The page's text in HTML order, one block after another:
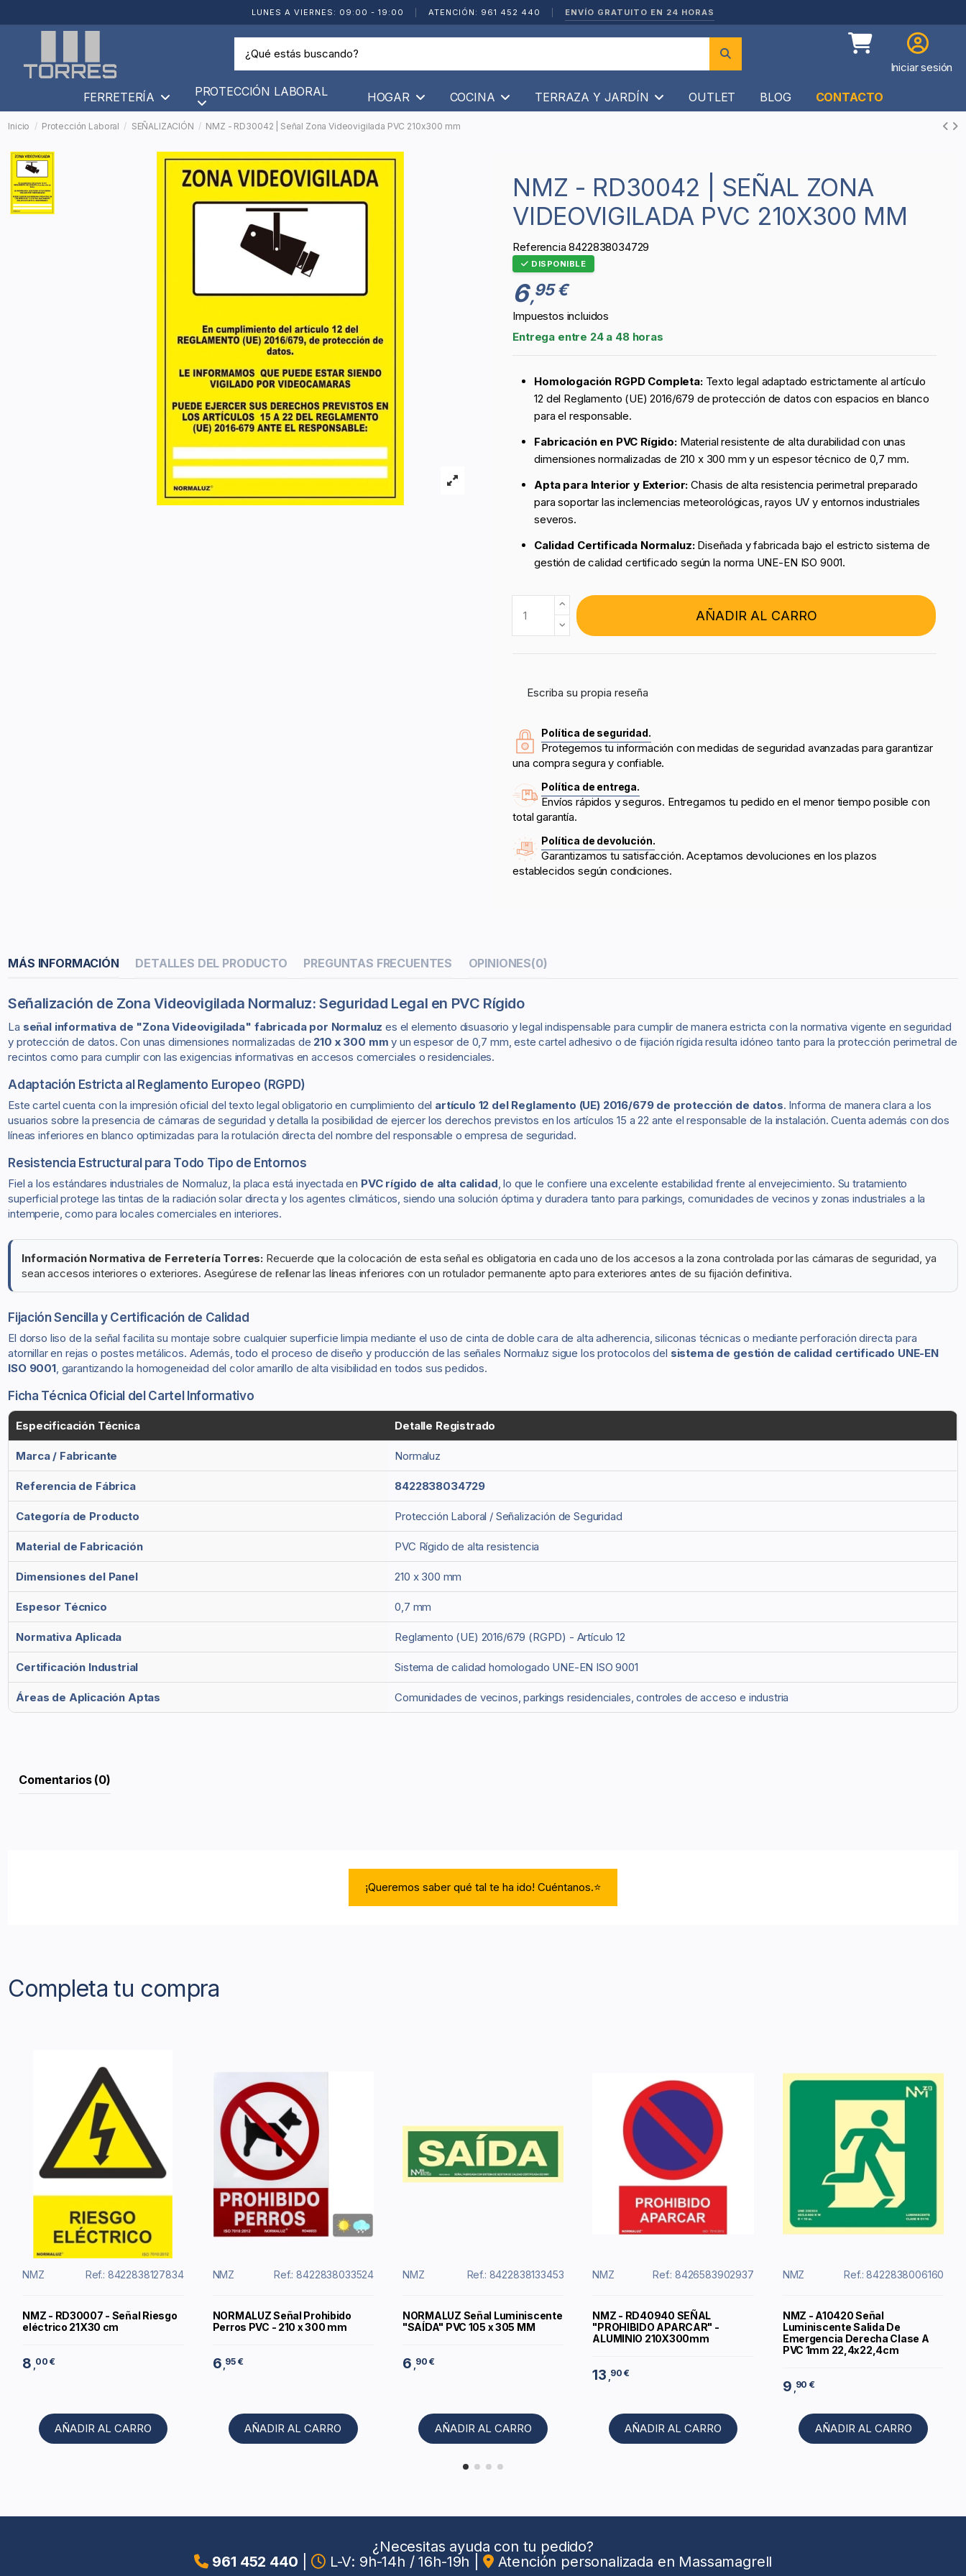
LUNES A VIERNES: 09:00 - 19:00 ATENCIÓN: 961 452 440 ENVÍO GRATUITO EN 24 HORAS
Iniciar sesión
FERRETERÍA PROTECCIÓN LABORAL HOGAR COCINA TERRAZA Y JARDÍN OUTLET BLOG CONTACTO
Inicio Protección Laboral SEÑALIZACIÓN NMZ - RD30042 | Señal Zona Videovigilada PVC 210x300 mm
NMZ - RD30042 | SEÑAL ZONA
VIDEOVIGILADA PVC 210X300 MM
Referencia 8422838034729
DISPONIBLE
6,95 €
Impuestos incluidos
Entrega entre 24 a 48 horas
Homologación RGPD Completa:Texto legal adaptado estrictamente al artículo
12 del Reglamento (UE) 2016/679 de protección de datos con espacios en blanco
para el responsable.
Fabricación en PVC Rígido:Material resistente de alta durabilidad con unas
dimensiones normalizadas de 210 x 300 mm y un espesor técnico de 0,7 mm.
Apta para Interior y Exterior: Chasis de alta resistencia perimetral preparado
para soportar las inclemencias meteorológicas, rayos UV y entornos industriales
severos.
Calidad Certificada Normaluz:Diseñada y fabricada bajo el estricto sistema de
gestión de calidad certificado según la norma UNE-EN ISO 9001.
AÑADIR AL CARRO
Escriba su propia reseña
Política de seguridad.
Protegemos tu información con medidas de seguridad avanzadas para garantizar
una compra segura y confiable.
Política de entrega.
Envíos rápidos y seguros. Entregamos tu pedido en el menor tiempo posible con
total garantía.
Política de devolución.
Garantizamos tu satisfacción. Aceptamos devoluciones en los plazos
establecidos según condiciones.
MÁS INFORMACIÓN DETALLES DEL PRODUCTO PREGUNTAS FRECUENTES OPINIONES(0)
Señalización de Zona Videovigilada Normaluz: Seguridad Legal en PVC Rígido
La señal informativa de "Zona Videovigilada" fabricada por Normaluz es el elemento disuasorio y legal indispensable para cumplir de manera estricta con la normativa vigente en seguridad
y protección de datos. Con unas dimensiones normalizadas de 210 x 300 mm y un espesor de 0,7 mm, este cartel adhesivo o de fijación rígida resulta idóneo tanto para la protección perimetral de
recintos como para cumplir con las exigencias informativas en accesos comerciales o residenciales.
Adaptación Estricta al Reglamento Europeo (RGPD)
Este cartel cuenta con la impresión oficial del texto legal obligatorio en cumplimiento del artículo 12 del Reglamento (UE) 2016/679 de protección de datos. Informa de manera clara a los
usuarios sobre la presencia de cámaras de seguridad y detalla la posibilidad de ejercer los derechos previstos en los artículos 15 a 22 ante el responsable de la instalación. Cuenta además con dos
líneas inferiores en blanco optimizadas para la rotulación directa del nombre del responsable o empresa de seguridad.
Resistencia Estructural para Todo Tipo de Entornos
Fiel a los estándares industriales de Normaluz, la placa está inyectada en PVC rígido de alta calidad, lo que le confiere una excelente estabilidad frente al envejecimiento. Su tratamiento
superficial protege las tintas de la radiación solar directa y los agentes climáticos, siendo una solución óptima y duradera tanto para parkings, comunidades de vecinos y zonas industriales a la
intemperie, como para locales comerciales en interiores.
Información Normativa de Ferretería Torres: Recuerde que la colocación de esta señal es obligatoria en cada uno de los accesos a la zona controlada por las cámaras de seguridad, ya
sean accesos interiores o exteriores. Asegúrese de rellenar las líneas inferiores con un rotulador permanente apto para exteriores antes de su fijación definitiva.
Fijación Sencilla y Certificación de Calidad
El dorso liso de la señal facilita su montaje sobre cualquier superficie limpia mediante el uso de cinta de doble cara de alta adherencia, siliconas técnicas o mediante perforación directa para
atornillar en rejas o postes metálicos. Además, todo el proceso de diseño y producción de las señales Normaluz sigue los protocolos del sistema de gestión de calidad certificado UNE-EN
ISO 9001, garantizando la homogeneidad del color amarillo de alta visibilidad en todos sus pedidos.
Ficha Técnica Oficial del Cartel Informativo
Especificación Técnica Detalle Registrado
Marca / Fabricante Normaluz
Referencia de Fábrica 8422838034729
Categoría de Producto Protección Laboral / Señalización de Seguridad
Material de Fabricación PVC Rígido de alta resistencia
Dimensiones del Panel 210 x 300 mm
Espesor Técnico 0,7 mm
Normativa Aplicada Reglamento (UE) 2016/679 (RGPD) - Artículo 12
Certificación Industrial Sistema de calidad homologado UNE-EN ISO 9001
Áreas de Aplicación Aptas Comunidades de vecinos, parkings residenciales, controles de acceso e industria
Comentarios (0)
¡Queremos saber qué tal te ha ido! Cuéntanos.⭐
Completa tu compra
NMZ Ref.: 8422838127834
NMZ - RD30007 - Señal Riesgo
eléctrico 21X30 cm
8 ,00 €
AÑADIR AL CARRO
NMZ Ref.: 8422838033524
NORMALUZ Señal Prohibido
Perros PVC - 210 x 300 mm
6 ,95 €
AÑADIR AL CARRO
NMZ Ref.: 8422838133453
NORMALUZ Señal Luminiscente
"SAÍDA" PVC 105 x 305 MM
6 ,90 €
AÑADIR AL CARRO
NMZ Ref.: 8426583902937
NMZ - RD40940 SEÑAL
"PROHIBIDO APARCAR" -
ALUMINIO 210X300mm
13 ,90 €
AÑADIR AL CARRO
NMZ Ref.: 8422838006160
NMZ - A10420 Señal
Luminiscente Salida De
Emergencia Derecha Clase A
PVC 1mm 22,4x22,4cm
9 ,90 €
AÑADIR AL CARRO
¿Necesitas ayuda con tu pedido?
961 452 440
L-V: 9h-14h / 16h-19h Atención personalizada en Massamagrell